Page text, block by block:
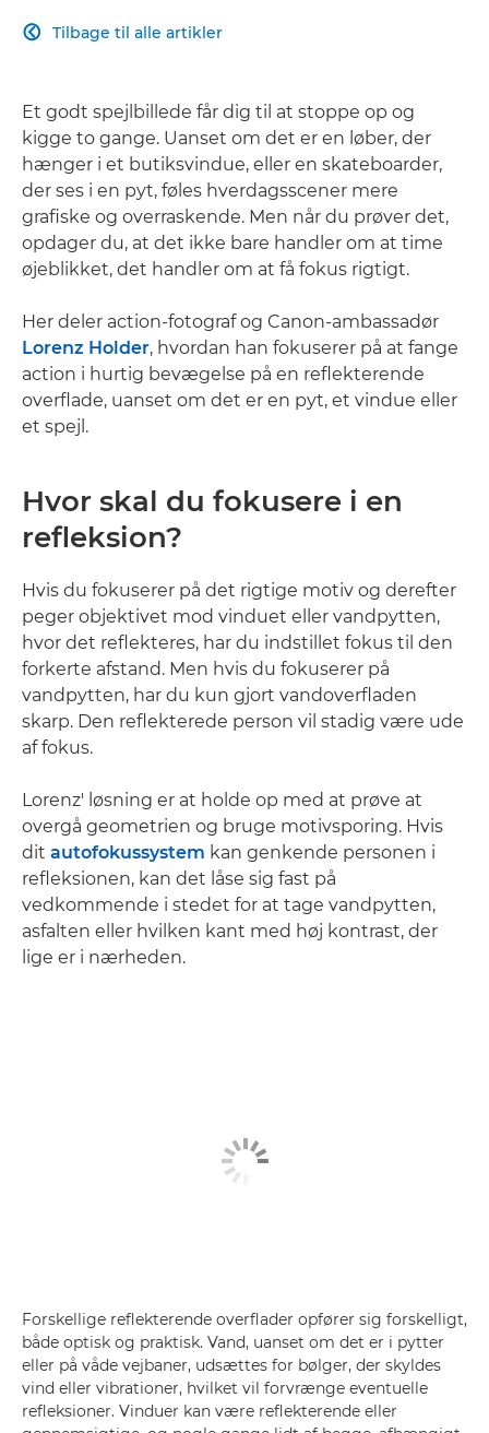
Tilbage til alle artikler

Et godt spejlbillede får dig til at stoppe op og
kigge to gange. Uanset om det er en løber, der
hænger i et butiksvindue, eller en skateboarder,
der ses i en pyt, føles hverdagsscener mere
grafiske og overraskende. Men når du prøver det,
opdager du, at det ikke bare handler om at time
øjeblikket, det handler om at få fokus rigtigt.
Her deler action-fotograf og Canon-ambassadør
Lorenz Holder, hvordan han fokuserer på at fange
action i hurtig bevægelse på en reflekterende
overflade, uanset om det er en pyt, et vindue eller
et spejl.
Hvor skal du fokusere i en
refleksion?
Hvis du fokuserer på det rigtige motiv og derefter
peger objektivet mod vinduet eller vandpytten,
hvor det reflekteres, har du indstillet fokus til den
forkerte afstand. Men hvis du fokuserer på
vandpytten, har du kun gjort vandoverfladen
skarp. Den reflekterede person vil stadig være ude
af fokus.
Lorenz' løsning er at holde op med at prøve at
overgå geometrien og bruge motivsporing. Hvis
dit autofokussystem kan genkende personen i
refleksionen, kan det låse sig fast på
vedkommende i stedet for at tage vandpytten,
asfalten eller hvilken kant med høj kontrast, der
lige er i nærheden.
Forskellige reflekterende overflader opfører sig forskelligt,
både optisk og praktisk. Vand, uanset om det er i pytter
eller på våde vejbaner, udsættes for bølger, der skyldes
vind eller vibrationer, hvilket vil forvrænge eventuelle
refleksioner. Vinduer kan være reflekterende eller